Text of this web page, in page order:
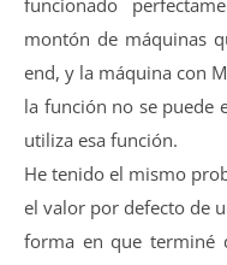
montón de máquinas
end, y la máquina con
la función no se puede
utiliza esa función.
He tenido el mismo
el valor por defecto de
forma en que terminé